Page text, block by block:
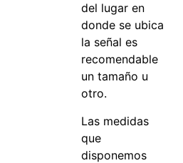
del lugar en
donde se ubica
la señal es
recomendable
un tamaño u
otro.
Las medidas
que
disponemos